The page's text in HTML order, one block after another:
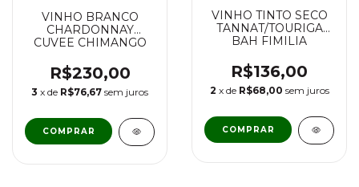
VINHO BRANCO
CHARDONNAY
CUVEE CHIMANGO
BEBBER
R$230,00
3 x de R$76,67 sem juros
VINHO TINTO SECO
TANNAT/TOURIGA
BAH FIMILIA
R$136,00
2 x de R$68,00 sem juros